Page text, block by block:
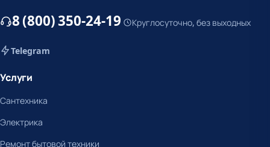
8 (800) 350-24-19 Круглосуточно, без выходных
Telegram
Услуги
Сантехника
Электрика
Ремонт бытовой техники